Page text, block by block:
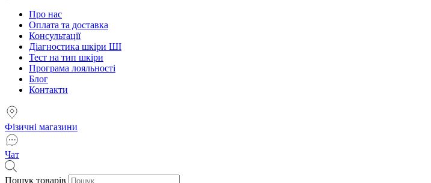
Про нас
Оплата та доставка
Консультації
Діагностика шкіри ШІ
Тест на тип шкіри
Програма лояльності
Блог
Контакти
Фізичні магазини
Чат
Пошук товарів